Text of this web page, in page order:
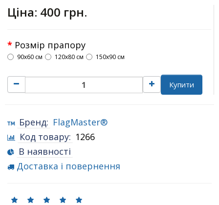
Ціна: 400 грн.
Розмір прапору
90х60 см 120х80 см 150х90 см
Купити
Бренд: FlagMaster®
Код товару: 1266
В наявності
Доставка і повернення